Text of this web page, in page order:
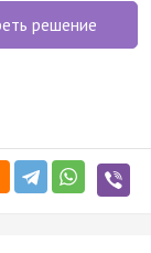
решение